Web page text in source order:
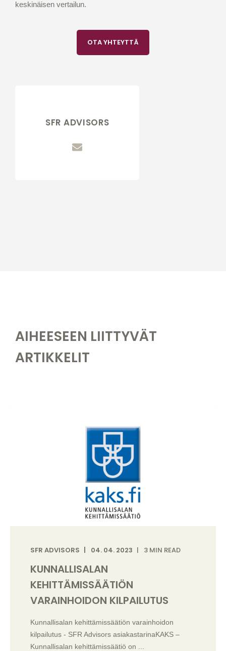
keskinäisen vertailun.
OTA YHTEYTTÄ
SFR ADVISORS
AIHEESEEN LIITTYVÄT
ARTIKKELIT
SFR ADVISORS 04. 04. 2023 3 MIN READ
KUNNALLISALAN
KEHITTÄMISSÄÄTIÖN
VARAINHOIDON KILPAILUTUS
Kunnallisalan kehittämissäätiön varainhoidon
kilpailutus - SFR Advisors asiakastarinaKAKS –
Kunnallisalan kehittämissäätiö on ...